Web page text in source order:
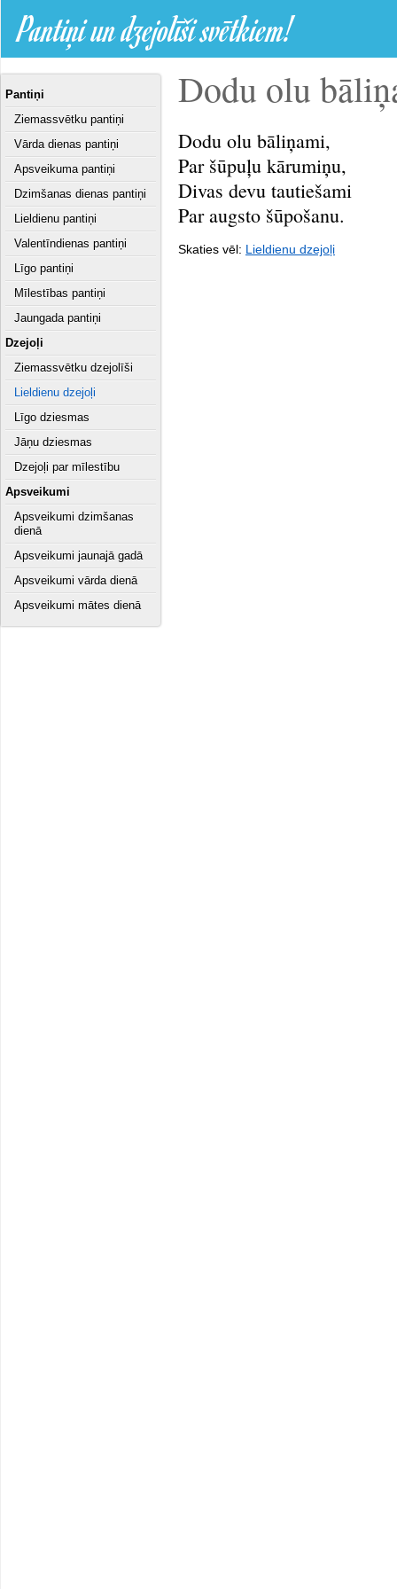
Pantiņi un dzejolīši svētkiem!
Pantiņi
Ziemassvētku pantiņi
Vārda dienas pantiņi
Apsveikuma pantiņi
Dzimšanas dienas pantiņi
Lieldienu pantiņi
Valentīndienas pantiņi
Līgo pantiņi
Mīlestības pantiņi
Jaungada pantiņi
Dzejoļi
Ziemassvētku dzejolīši
Lieldienu dzejoļi
Līgo dziesmas
Jāņu dziesmas
Dzejoļi par mīlestību
Apsveikumi
Apsveikumi dzimšanas
dienā
Apsveikumi jaunajā gadā
Apsveikumi vārda dienā
Apsveikumi mātes dienā
Dodu olu
Dodu olu bāliņami,
Par šūpuļu kārumiņu,
Divas devu tautiešami
Par augsto šūpošanu.
Skaties vēl: Lieldienu dzejoļi